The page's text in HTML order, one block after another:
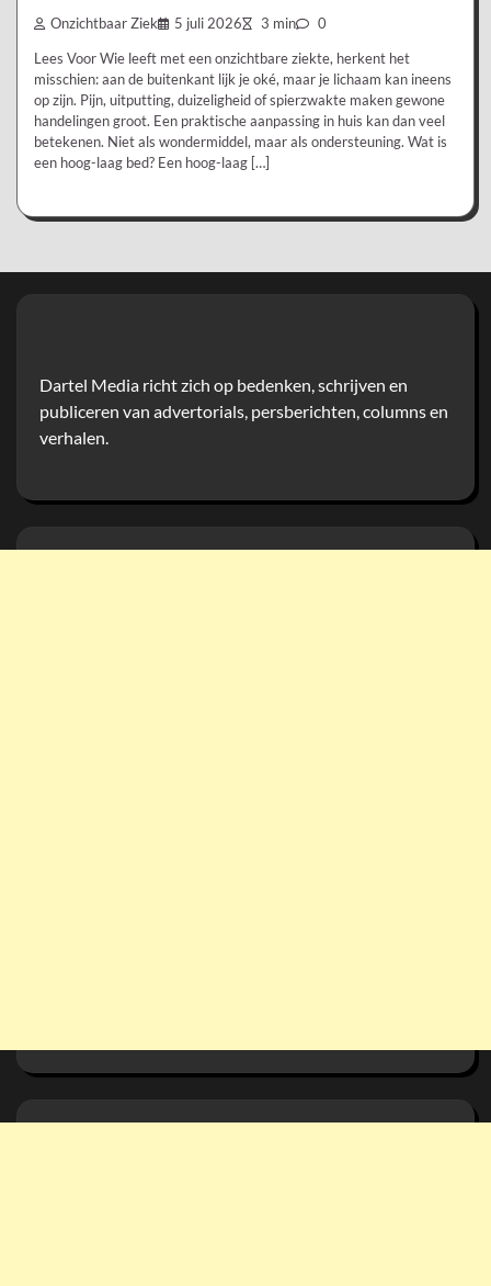
Onzichtbaar Ziek 5 juli 2026 3 min 0
Lees Voor Wie leeft met een onzichtbare ziekte, herkent het
misschien: aan de buitenkant lijk je oké, maar je lichaam kan ineens
op zijn. Pijn, uitputting, duizeligheid of spierzwakte maken gewone
handelingen groot. Een praktische aanpassing in huis kan dan veel
betekenen. Niet als wondermiddel, maar als ondersteuning. Wat is
een hoog-laag bed? Een hoog-laag […]
Dartel Media richt zich op bedenken, schrijven en
publiceren van advertorials, persberichten, columns en
verhalen.